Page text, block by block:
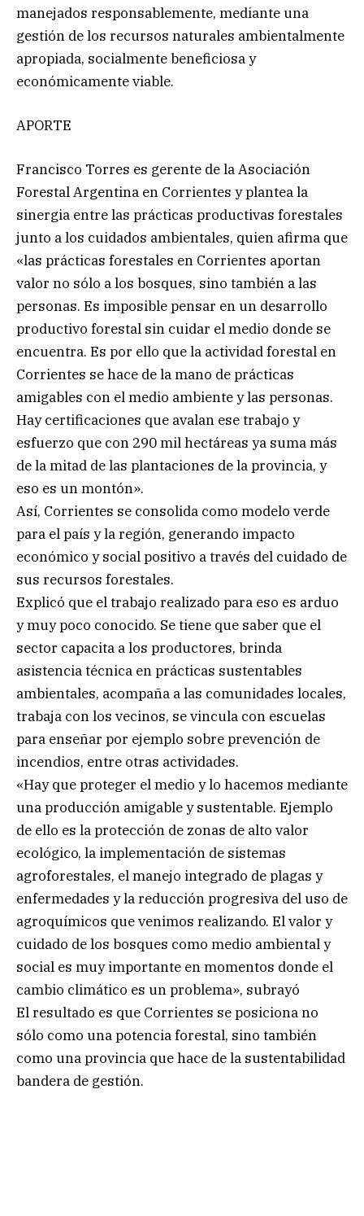
manejados responsablemente, mediante una
gestión de los recursos naturales ambientalmente
apropiada, socialmente beneficiosa y
económicamente viable.
APORTE
Francisco Torres es gerente de la Asociación
Forestal Argentina en Corrientes y plantea la
sinergia entre las prácticas productivas forestales
junto a los cuidados ambientales, quien afirma que
«las prácticas forestales en Corrientes aportan
valor no sólo a los bosques, sino también a las
personas. Es imposible pensar en un desarrollo
productivo forestal sin cuidar el medio donde se
encuentra. Es por ello que la actividad forestal en
Corrientes se hace de la mano de prácticas
amigables con el medio ambiente y las personas.
Hay certificaciones que avalan ese trabajo y
esfuerzo que con 290 mil hectáreas ya suma más
de la mitad de las plantaciones de la provincia, y
eso es un montón».
Así, Corrientes se consolida como modelo verde
para el país y la región, generando impacto
económico y social positivo a través del cuidado de
sus recursos forestales.
Explicó que el trabajo realizado para eso es arduo
y muy poco conocido. Se tiene que saber que el
sector capacita a los productores, brinda
asistencia técnica en prácticas sustentables
ambientales, acompaña a las comunidades locales,
trabaja con los vecinos, se vincula con escuelas
para enseñar por ejemplo sobre prevención de
incendios, entre otras actividades.
«Hay que proteger el medio y lo hacemos mediante
una producción amigable y sustentable. Ejemplo
de ello es la protección de zonas de alto valor
ecológico, la implementación de sistemas
agroforestales, el manejo integrado de plagas y
enfermedades y la reducción progresiva del uso de
agroquímicos que venimos realizando. El valor y
cuidado de los bosques como medio ambiental y
social es muy importante en momentos donde el
cambio climático es un problema», subrayó
El resultado es que Corrientes se posiciona no
sólo como una potencia forestal, sino también
como una provincia que hace de la sustentabilidad
bandera de gestión.